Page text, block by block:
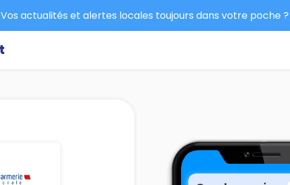
Vos actualités et alertes locales toujours dans votre poche ?